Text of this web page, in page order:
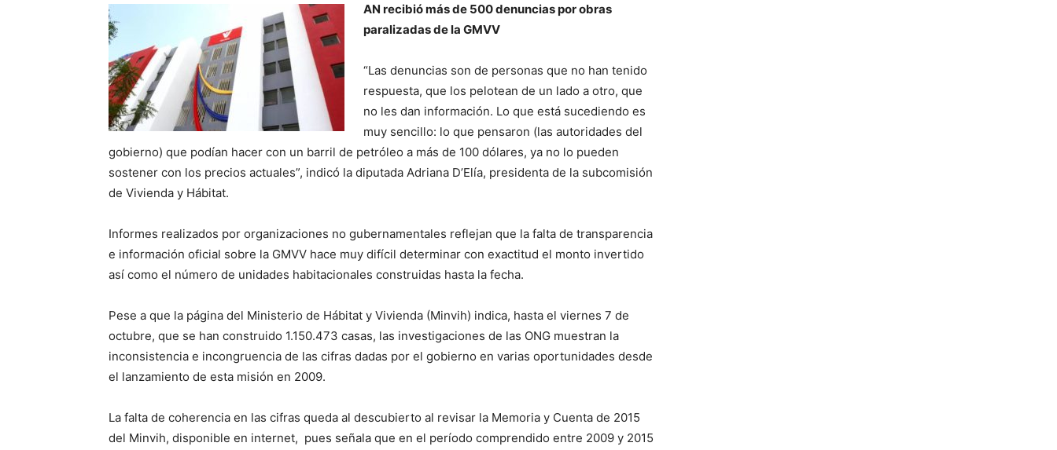
AN recibió más de 500 denuncias por obras
paralizadas de la GMVV
“Las denuncias son de personas que no han tenido
respuesta, que los pelotean de un lado a otro, que
no les dan información. Lo que está sucediendo es
muy sencillo: lo que pensaron (las autoridades del
gobierno) que podían hacer con un barril de petróleo a más de 100 dólares, ya no lo pueden
sostener con los precios actuales”, indicó la diputada Adriana D’Elía, presidenta de la subcomisión
de Vivienda y Hábitat.
Informes realizados por organizaciones no gubernamentales reflejan que la falta de transparencia
e información oficial sobre la GMVV hace muy difícil determinar con exactitud el monto invertido
así como el número de unidades habitacionales construidas hasta la fecha.
Pese a que la página del Ministerio de Hábitat y Vivienda (Minvih) indica, hasta el viernes 7 de
octubre, que se han construido 1.150.473 casas, las investigaciones de las ONG muestran la
inconsistencia e incongruencia de las cifras dadas por el gobierno en varias oportunidades desde
el lanzamiento de esta misión en 2009.
La falta de coherencia en las cifras queda al descubierto al revisar la Memoria y Cuenta de 2015
del Minvih, disponible en internet, pues señala que en el período comprendido entre 2009 y 2015